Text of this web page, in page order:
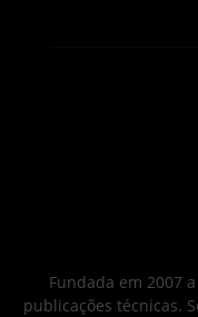
Fundada em 2007
publicações técnicas.